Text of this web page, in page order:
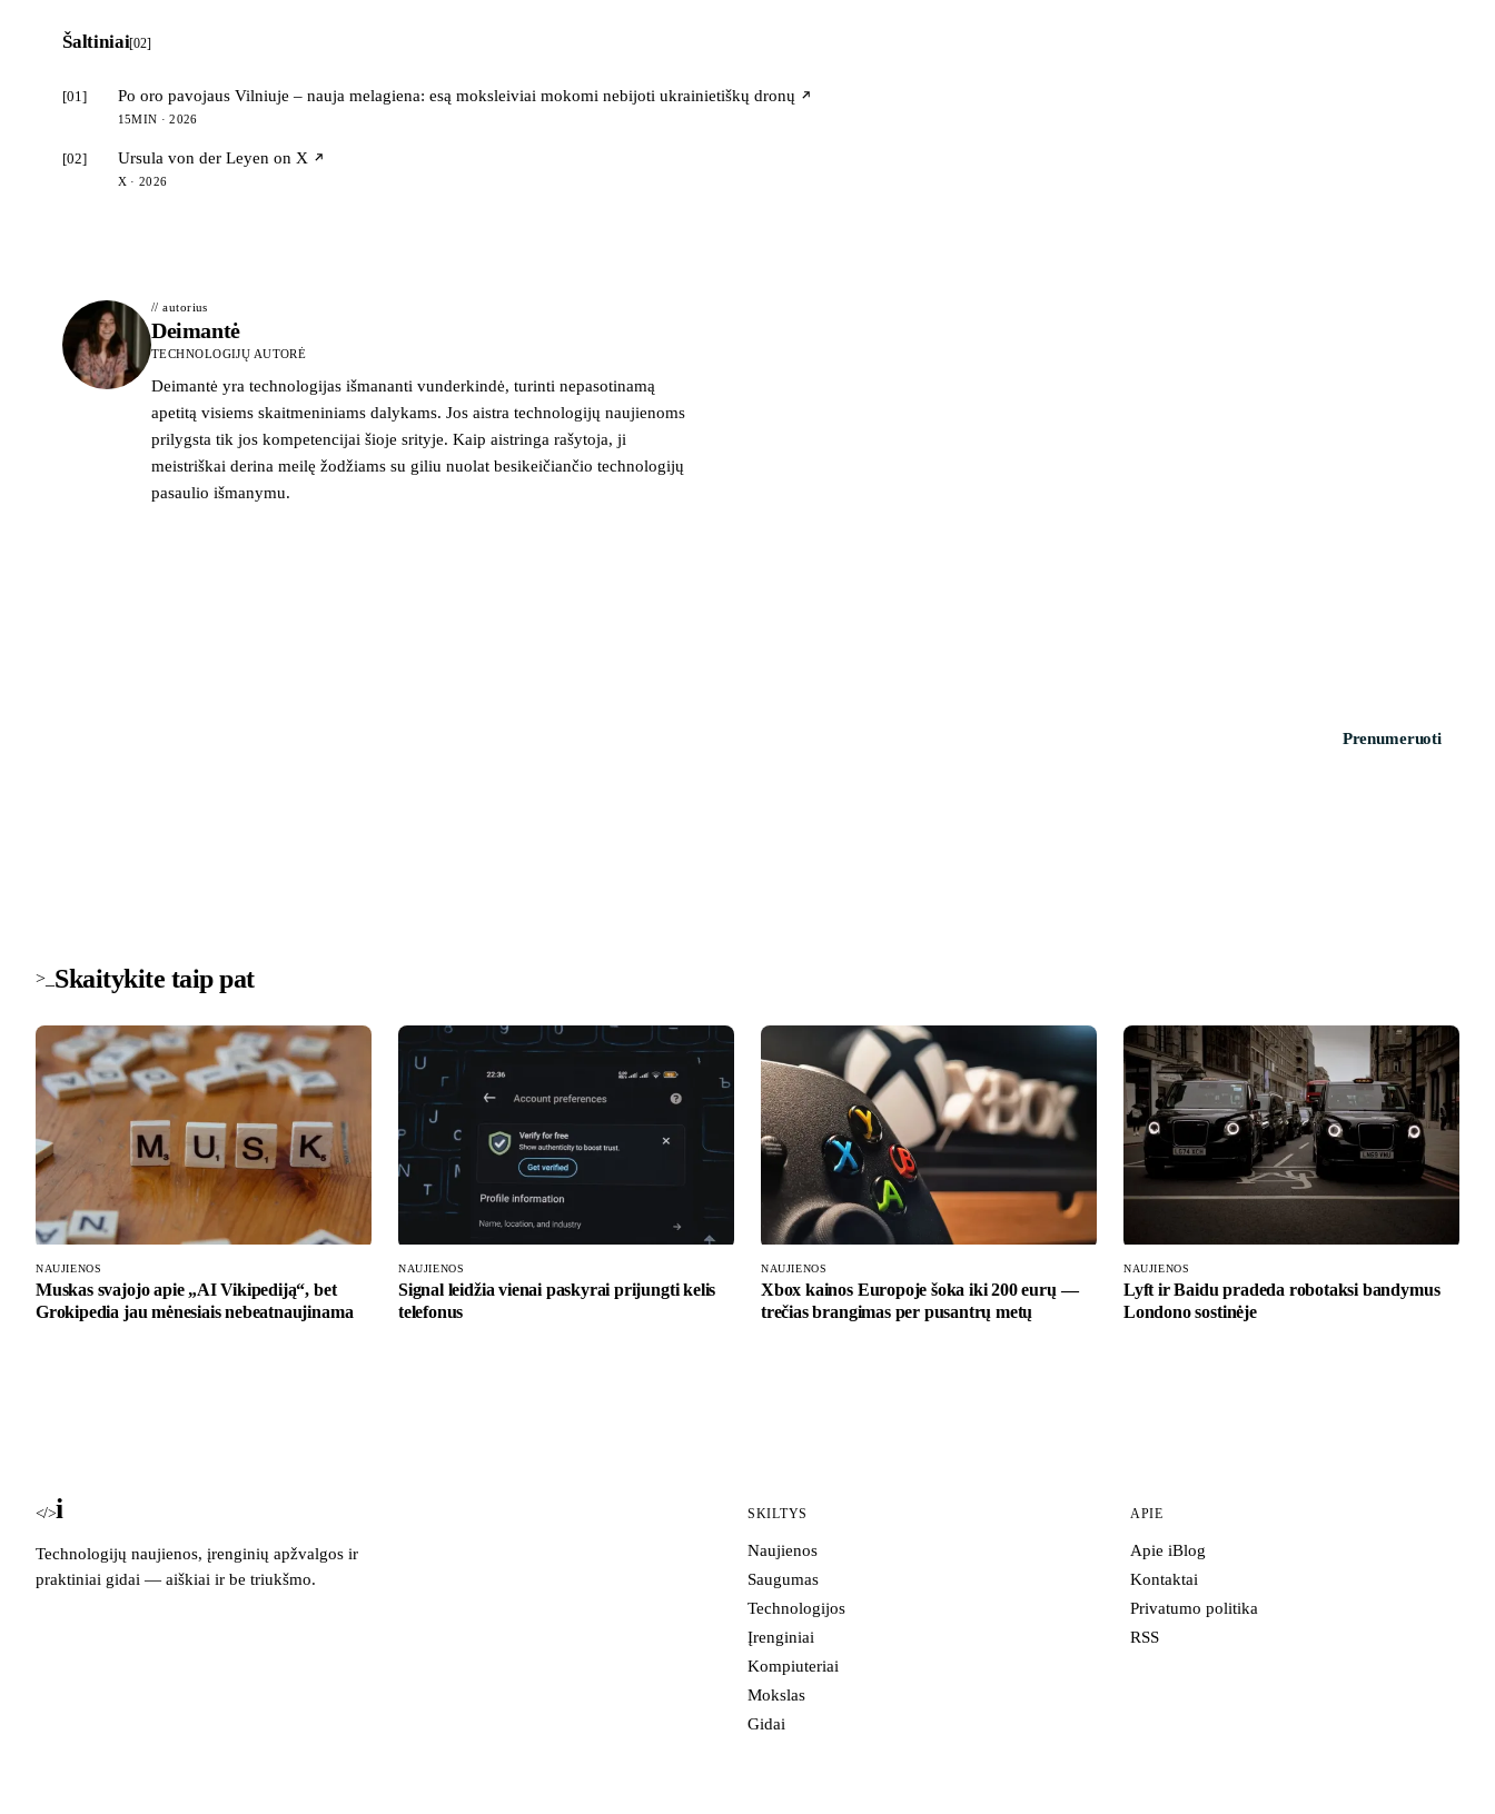
Šaltiniai[02]
[01] Po oro pavojaus Vilniuje – nauja melagiena: esą moksleiviai mokomi nebijoti ukrainietiškų dronų
15MIN · 2026
[02] Ursula von der Leyen on X
X · 2026
// autorius
Deimantė
TECHNOLOGIJŲ AUTORĖ
Deimantė yra technologijas išmananti vunderkindė, turinti nepasotinamą
apetitą visiems skaitmeniniams dalykams. Jos aistra technologijų naujienoms
prilygsta tik jos kompetencijai šioje srityje. Kaip aistringa rašytoja, ji
meistriškai derina meilę žodžiams su giliu nuolat besikeičiančio technologijų
pasaulio išmanymu.
Prenumeruoti
>_ Skaitykite taip pat
NAUJIENOS
Muskas svajojo apie „AI Vikipediją“, bet
Grokipedia jau mėnesiais nebeatnaujinama
NAUJIENOS
Signal leidžia vienai paskyrai prijungti kelis
telefonus
NAUJIENOS
Xbox kainos Europoje šoka iki 200 eurų —
trečias brangimas per pusantrų metų
NAUJIENOS
Lyft ir Baidu pradeda robotaksi bandymus
Londono sostinėje
</>iBlog
Technologijų naujienos, įrenginių apžvalgos ir
praktiniai gidai — aiškiai ir be triukšmo.
SKILTYS
Naujienos
Saugumas
Technologijos
Įrenginiai
Kompiuteriai
Mokslas
Gidai
APIE
Apie iBlog
Kontaktai
Privatumo politika
RSS